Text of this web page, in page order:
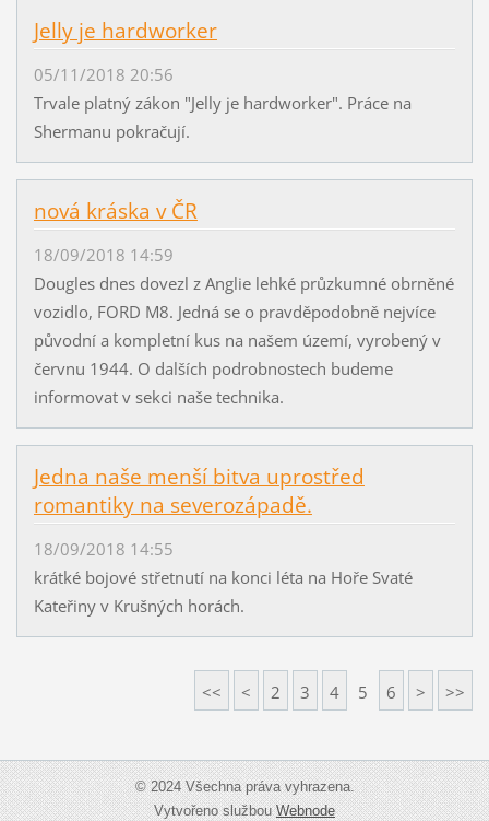
Jelly je hardworker
05/11/2018 20:56
Trvale platný zákon "Jelly je hardworker". Práce na
Shermanu pokračují.
nová kráska v ČR
18/09/2018 14:59
Dougles dnes dovezl z Anglie lehké průzkumné obrněné
vozidlo, FORD M8. Jedná se o pravděpodobně nejvíce
původní a kompletní kus na našem území, vyrobený v
červnu 1944. O dalších podrobnostech budeme
informovat v sekci naše technika.
Jedna naše menší bitva uprostřed
romantiky na severozápadě.
18/09/2018 14:55
krátké bojové střetnutí na konci léta na Hoře Svaté
Kateřiny v Krušných horách.
<< < 2 3 4 5 6 > >>
© 2024 Všechna práva vyhrazena.
Vytvořeno službouWebnode